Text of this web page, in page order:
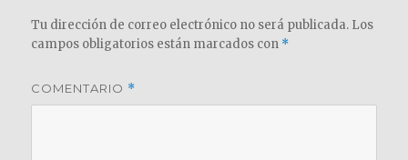
Tu dirección de correo electrónico no será publicada. Los
campos obligatorios están marcados con *
COMENTARIO *